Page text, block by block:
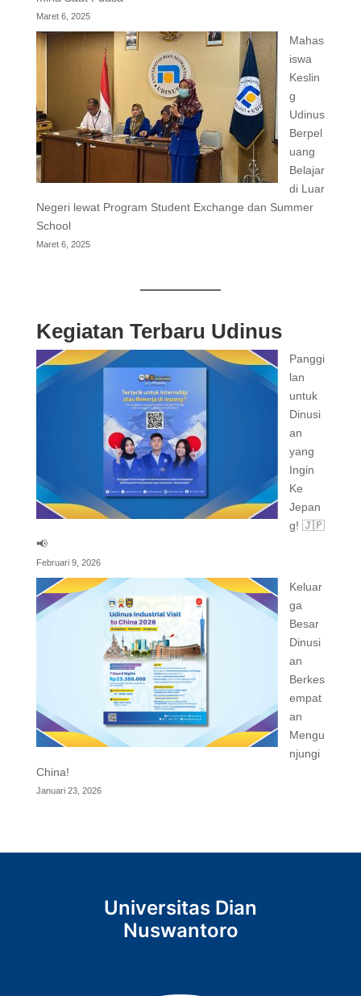
Maret 6, 2025
Mahas
iswa
Keslin
g
Udinus
Berpel
uang
Belajar
di Luar
Negeri lewat Program Student Exchange dan Summer
School
Maret 6, 2025
Kegiatan Terbaru Udinus
Panggi
lan
untuk
Dinusi
an
yang
Ingin
Ke
Jepan
g! 🇯🇵
📢
Februari 9, 2026
Keluar
ga
Besar
Dinusi
an
Berkes
empat
an
Mengu
njungi
China!
Januari 23, 2026
Universitas Dian
Nuswantoro